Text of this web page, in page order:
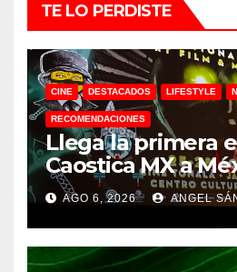
TE LO PERDISTE
CINE DESTACADOS LIFESTYLE
RECOMENDACIONES
Llega la primera
Caostica MX a
AGO 6, 2026 ANGEL